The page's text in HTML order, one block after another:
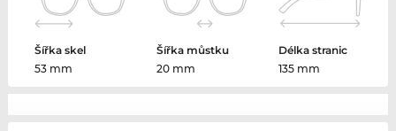
Šířka skel
53 mm
Šířka můstku
20 mm
Délka stranic
135 mm